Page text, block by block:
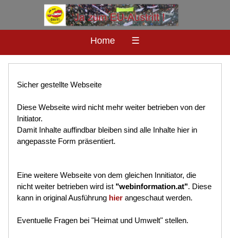
Home ☰
Sicher gestellte Webseite
Diese Webseite wird nicht mehr weiter betrieben von der
Initiator.
Damit Inhalte auffindbar bleiben sind alle Inhalte hier in
angepasste Form präsentiert.
Eine weitere Webseite von dem gleichen Innitiator, die
nicht weiter betrieben wird ist "webinformation.at". Diese
kann in original Ausführung hier angeschaut werden.
Eventuelle Fragen bei "Heimat und Umwelt" stellen.